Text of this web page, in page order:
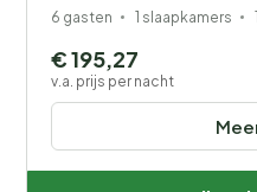
6 gasten 1 slaapkamers
€ 195,27
v.a. prijs per nacht